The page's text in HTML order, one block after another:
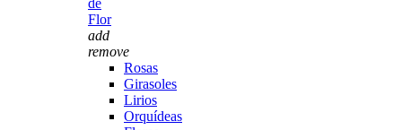
de
Flor
add
remove
Rosas
Girasoles
Lirios
Orquídeas